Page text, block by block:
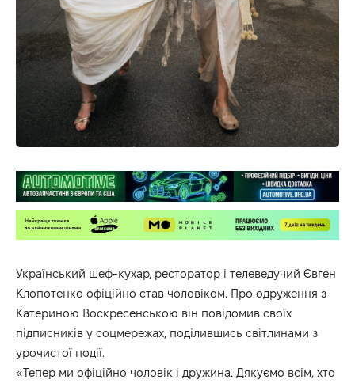
Український шеф-кухар, ресторатор і телеведучий Євген
Клопотенко офіційно став чоловіком. Про одруження з
Катериною Воскресенською він повідомив своїх
підписників у соцмережах, поділившись світлинами з
урочистої події.
«Тепер ми офіційно чоловік і дружина. Дякуємо всім, хто